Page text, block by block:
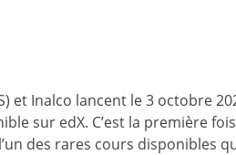
et Inalco lancent le 3 octobre
sur edX. C’est la première
des rares cours disponibles